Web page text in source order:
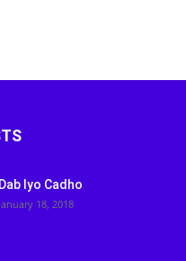
Dab Iyo Cadho
January 18, 2018